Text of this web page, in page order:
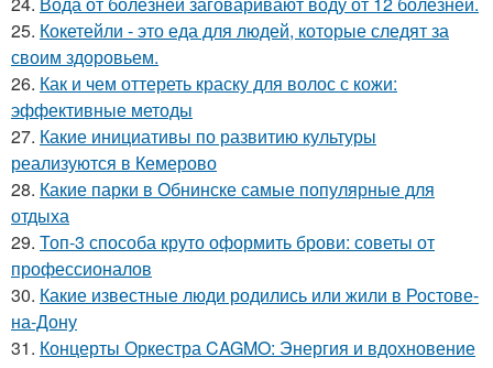
25. Кокетейли - это еда для людей, которые следят за
своим здоровьем.
26. Как и чем оттереть краску для волос с кожи:
эффективные методы
27. Какие инициативы по развитию культуры
реализуются в Кемерово
28. Какие парки в Обнинске самые популярные для
отдыха
29. Топ-3 способа круто оформить брови: советы от
профессионалов
30. Какие известные люди родились или жили в Ростове-
на-Дону
31. Концерты Оркестра CAGMO: Энергия и вдохновение